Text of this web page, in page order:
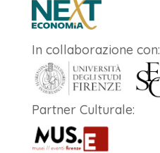
In collaborazione con:
Partner Culturale: